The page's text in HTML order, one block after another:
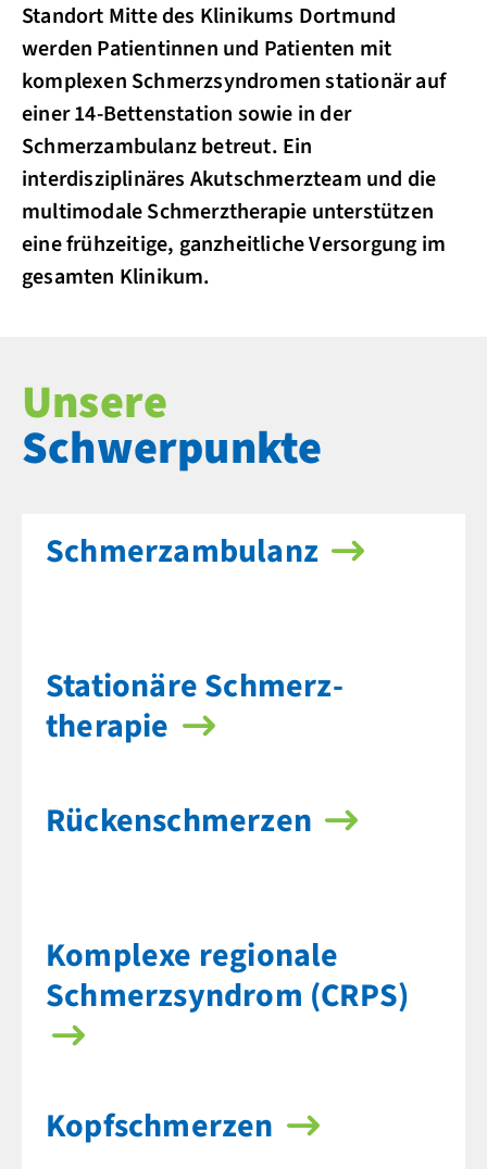
Standort Mitte des Klinikums Dortmund
werden Patientinnen und Patienten mit
komplexen Schmerzsyndromen stationär auf
einer 14-Bettenstation sowie in der
Schmerzambulanz betreut. Ein
interdisziplinäres Akutschmerzteam und die
multimodale Schmerztherapie unterstützen
eine frühzeitige, ganzheitliche Versorgung im
gesamten Klinikum.
Unsere
Schwerpunkte
Schmerzambulanz
Stationäre Schmerz­
therapie
Rücken­schmerzen
Komplexe regionale
Schmerz­syndrom (CRPS)
Kopf­schmerzen